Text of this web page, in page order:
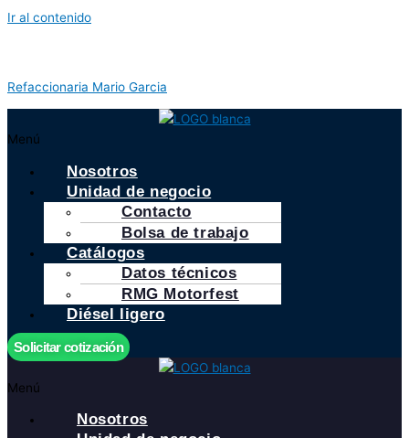
Ir al contenido
Refaccionaria Mario Garcia
Menú
Nosotros
Unidad de negocio
Contacto
Bolsa de trabajo
Catálogos
Datos técnicos
RMG Motorfest
Diésel ligero
Solicitar cotización
Menú
Nosotros